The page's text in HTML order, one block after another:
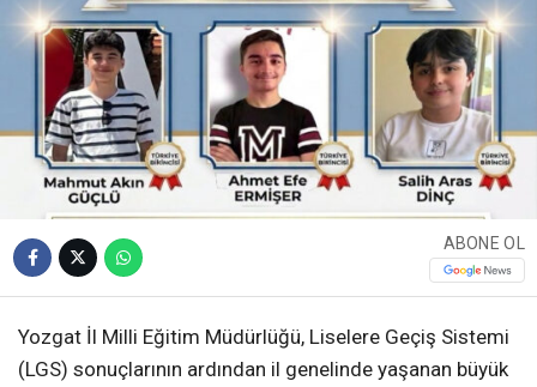
ABONE OL
Yozgat İl Milli Eğitim Müdürlüğü, Liselere Geçiş Sistemi
(LGS) sonuçlarının ardından il genelinde yaşanan büyük